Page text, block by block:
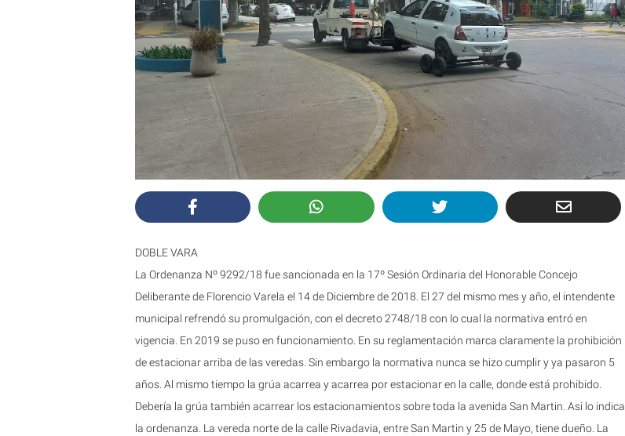
DOBLE VARA
La Ordenanza Nº 9292/18 fue sancionada en la 17º Sesión Ordinaria del Honorable Concejo
Deliberante de Florencio Varela el 14 de Diciembre de 2018. El 27 del mismo mes y año, el intendente
municipal refrendó su promulgación, con el decreto 2748/18 con lo cual la normativa entró en
vigencia. En 2019 se puso en funcionamiento. En su reglamentación marca claramente la prohibición
de estacionar arriba de las veredas. Sin embargo la normativa nunca se hizo cumplir y ya pasaron 5
años. Al mismo tiempo la grúa acarrea y acarrea por estacionar en la calle, donde está prohibido.
Debería la grúa también acarrear los estacionamientos sobre toda la avenida San Martin. Asi lo indica
la ordenanza. La vereda norte de la calle Rivadavia, entre San Martin y 25 de Mayo, tiene dueño. La